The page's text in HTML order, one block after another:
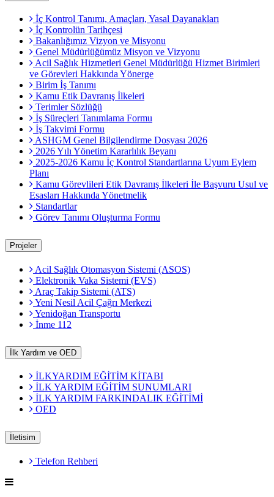
İç Kontrol Tanımı, Amaçları, Yasal Dayanakları
İç Kontrolün Tarihçesi
Bakanlığımız Vizyon ve Misyonu
Genel Müdürlüğümüz Misyon ve Vizyonu
Acil Sağlık Hizmetleri Genel Müdürlüğü Hizmet Birimleri
ve Görevleri Hakkında Yönerge
Birim İş Tanımı
Kamu Etik Davranış İlkeleri
Terimler Sözlüğü
İş Süreçleri Tanımlama Formu
İş Takvimi Formu
ASHGM Genel Bilgilendirme Dosyası 2026
2026 Yılı Yönetim Kararlılık Beyanı
2025-2026 Kamu İç Kontrol Standartlarına Uyum Eylem
Planı
Kamu Görevlileri Etik Davranış İlkeleri İle Başvuru Usul ve
Esasları Hakkında Yönetmelik
Standartlar
Görev Tanımı Oluşturma Formu
Projeler
Acil Sağlık Otomasyon Sistemi (ASOS)
Elektronik Vaka Sistemi (EVS)
Araç Takip Sistemi (ATS)
Yeni Nesil Acil Çağrı Merkezi
Yenidoğan Transportu
İnme 112
İlk Yardım ve OED
İLKYARDIM EĞİTİM KİTABI
İLK YARDIM EĞİTİM SUNUMLARI
İLK YARDIM FARKINDALIK EĞİTİMİ
OED
İletisim
Telefon Rehberi